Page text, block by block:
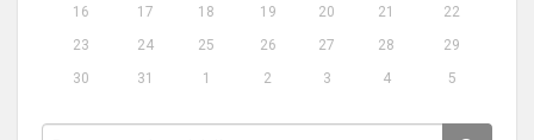
16
17 18 19 20 21
22
23
24 25 26 27 28
29
30
31 1 2 3 4 5